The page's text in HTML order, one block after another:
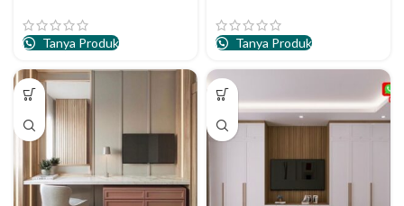
Tanya Produk Tanya Produk